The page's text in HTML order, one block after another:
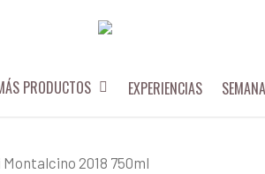
PRODUCTOS EXPERIENCIAS
2018 750ml